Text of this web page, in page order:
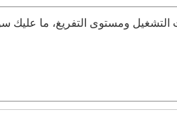
ومستوى التفريغ، ما عليك